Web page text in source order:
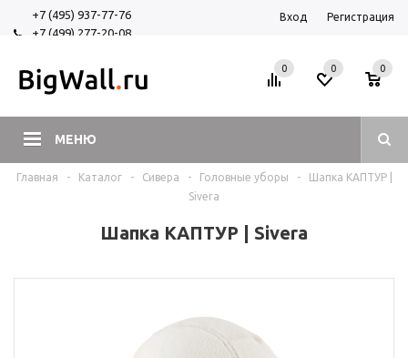
+7 (495) 937-77-76
+7 (499) 277-20-08
Вход Регистрация
МЕНЮ
0 0
0
Главная - Каталог - Сивера - Головные уборы -
Шапка КАПТУР |
Sivera
Шапка КАПТУР | Sivera